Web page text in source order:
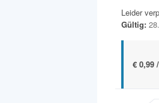
Leider
Gültig:
€ 0,99